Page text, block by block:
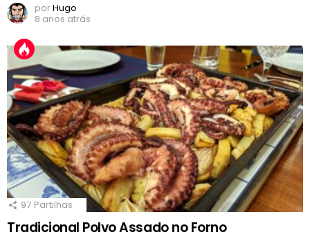
porHugo
8 anos atrás
97 Partilhas
Tradicional Polvo Assado no Forno